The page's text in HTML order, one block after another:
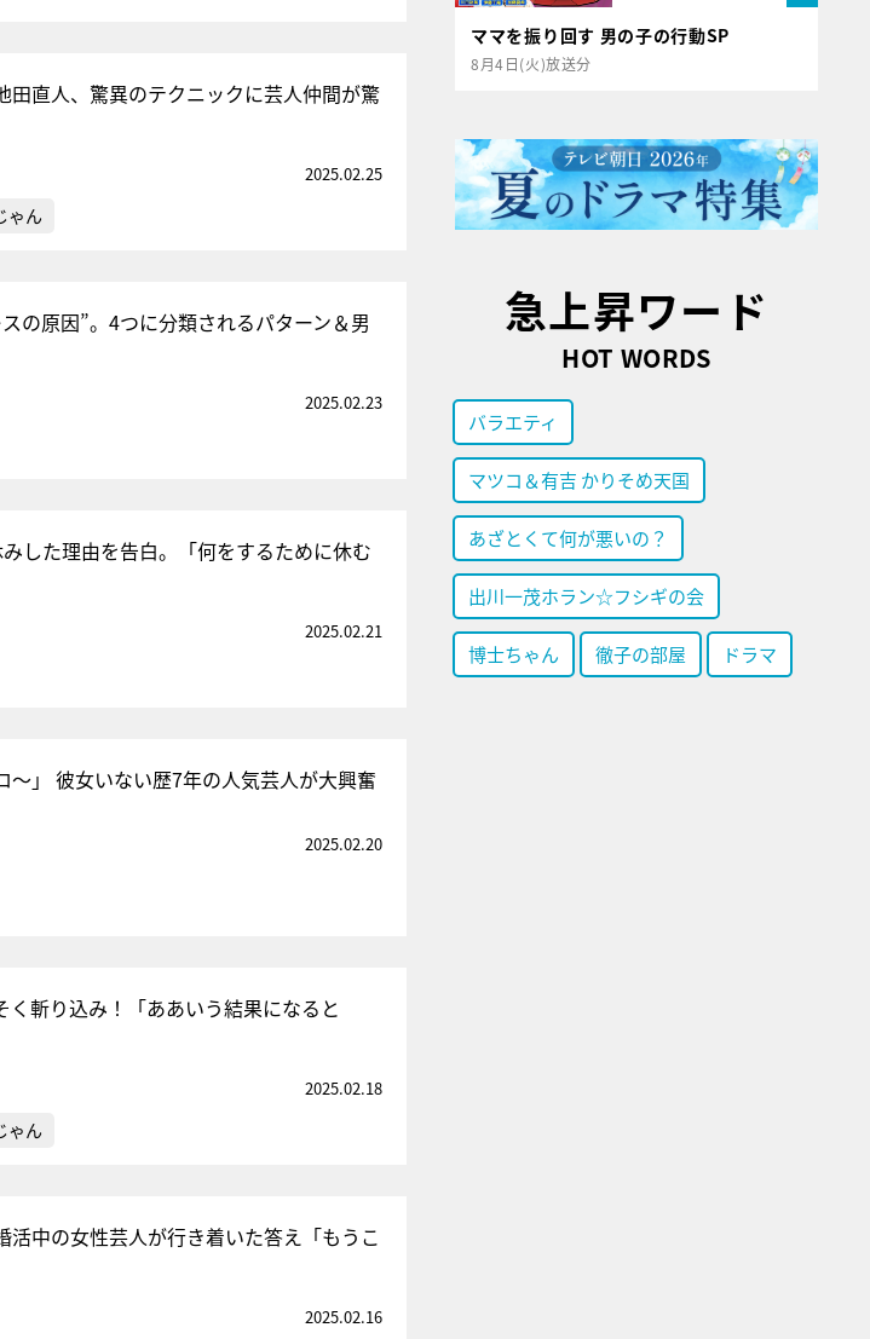
直人、驚異のテクニックに芸人仲間が驚
2025.02.25
ゃん
の原因”。4つに分類されるパターン＆男
2025.02.23
した理由を告白。「何をするために休む
2025.02.21
」 彼女いない歴7年の人気芸人が大興奮
2025.02.20
斬り込み！「ああいう結果になると
2025.02.18
ゃん
活中の女性芸人が行き着いた答え「もうこ
2025.02.16
ママを振り回す 男の子の行動SP
8月4日(火)放送分
急上昇ワード
HOT WORDS
バラエティ
マツコ＆有吉 かりそめ天国
あざとくて何が悪いの？
出川一茂ホラン☆フシギの会
博士ちゃん 徹子の部屋 ドラマ